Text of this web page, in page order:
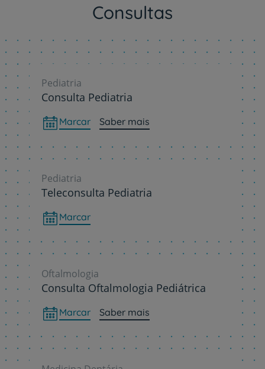
Consultas
Pediatria
Consulta Pediatria
Marcar Saber mais
Pediatria
Teleconsulta Pediatria
Marcar
Oftalmologia
Consulta Oftalmologia Pediátrica
Marcar Saber mais